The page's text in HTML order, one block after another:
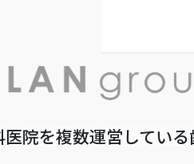
院を複数運営している